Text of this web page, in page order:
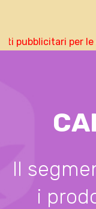
Nutze das POtential
earnings in italiano
view Skainet
Erfahrungen : Dein… "10 mins
Real Time
per
Il
i